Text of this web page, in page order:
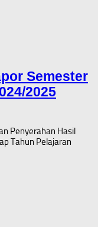
Semester
2025
Penyerahan Hasil
Tahun Pelajaran